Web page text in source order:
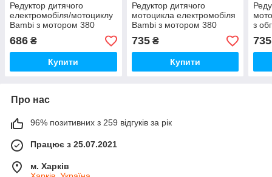
Редуктор дитячого
електромобіля/мотоциклу
Bambi з мотором 380
класу 14000 RPM 6V 5
пелюстків
686 ₴
Купити
Редуктор дитячого
мотоцикла електромобіля
Bambi з мотором 380
класу 16000 RPM 6V вал
10 мм
735₴
Купити
з
з
735
Про нас
96% позитивних з 259 відгуків за рік
Працює з 25.07.2021
м. Харків